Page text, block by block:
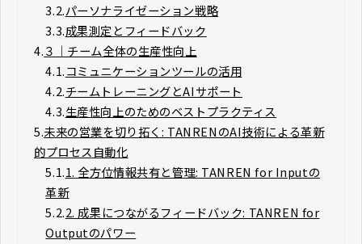
3.2.パーソナライゼーション戦略
3.3.成果測定とフィードバック
4.３｜チーム全体の生産性向上​​​​​
4.1.コミュニケーションツールの活用
4.2.チームトレーニングとAIサポート
4.3.生産性向上のためのベストプラクティス
5.未来の営業を切り拓く: TANRENのAI技術による革新
的プロセス自動化
5.1.1. 全方位情報共有と管理: TANREN for Inputの
革新
5.2.2. 成果につながるフィードバック: TANREN for
Outputのパワー